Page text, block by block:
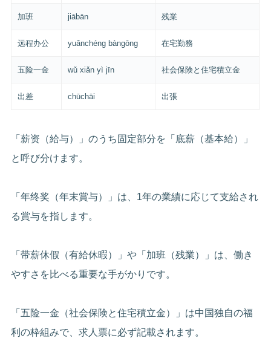
加班 jiābān 残業
远程办公 yuǎnchéng bàngōng 在宅勤務
五险一金 wǔ xiǎn yì jīn 社会保険と住宅積立金
出差 chūchāi 出張
「薪资（給与）」のうち固定部分を「底薪（基本給）」
と呼び分けます。
「年终奖（年末賞与）」は、1年の業績に応じて支給され
る賞与を指します。
「带薪休假（有給休暇）」や「加班（残業）」は、働き
やすさを比べる重要な手がかりです。
「五险一金（社会保険と住宅積立金）」は中国独自の福
利の枠組みで、求人票に必ず記載されます。